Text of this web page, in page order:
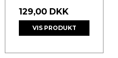
129,00 DKK
VIS PRODUKT